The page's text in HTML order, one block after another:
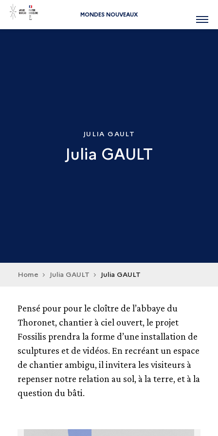
MONDES NOUVEAUX Menu
JULIA GAULT
Julia GAULT
Home Julia GAULT Julia GAULT
Pensé pour pour le cloître de l’abbaye du
Thoronet, chantier à ciel ouvert, le projet
Fossilis prendra la forme d’une installation de
sculptures et de vidéos. En recréant un espace
de chantier ambigu, il invitera les visiteurs à
repenser notre relation au sol, à la terre, et à la
question du bâti.